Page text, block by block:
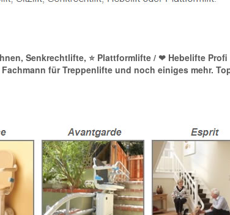
Senkrechtlifte, ⭐ Plattformlifte / ❤ Hebelifte
für Treppenlifte und noch einiges mehr.